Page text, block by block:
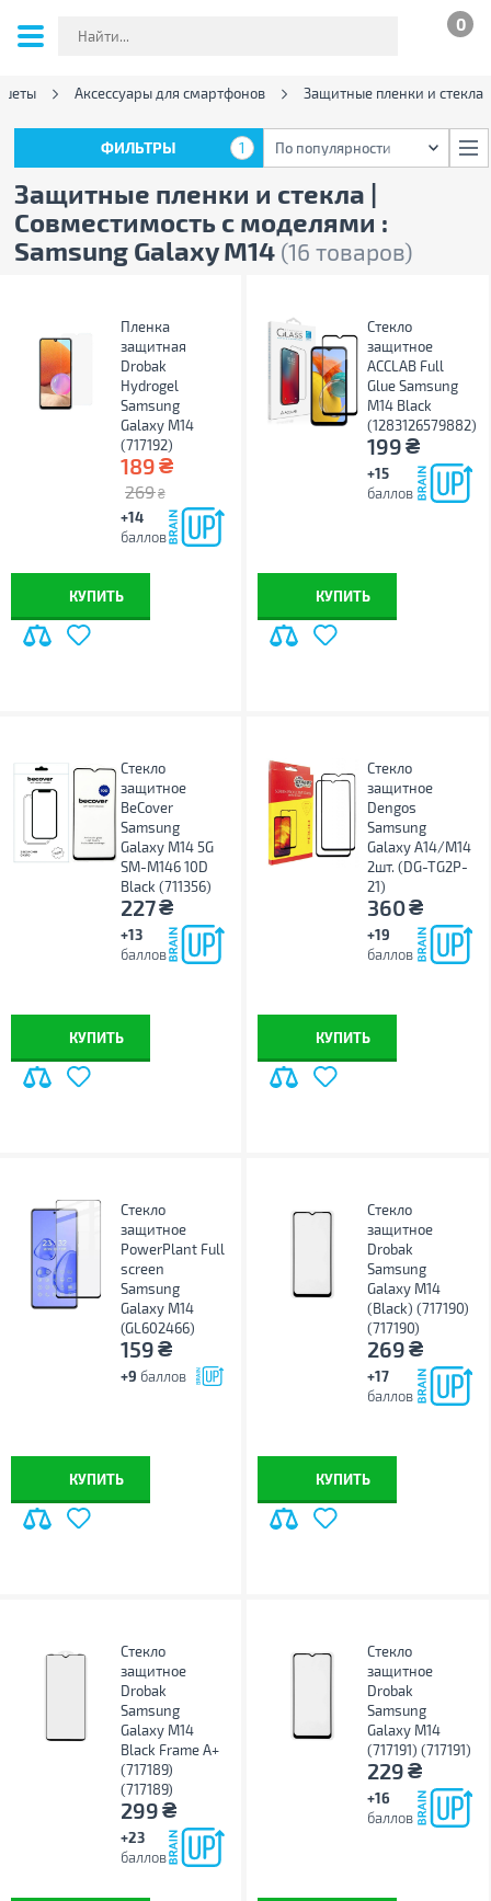
0
Аксессуары для смартфонов Защитные пленки и стекла
Защитные пленки и стекла |
Совместимость с моделями :
Samsung Galaxy M14 (16 товаров)
ФИЛЬТРЫ 1 По популярности
Пленка
защитная
Drobak
Hydrogel
Samsung
Galaxy M14
(717192)
189₴
269 ₴
+14
баллов
КУПИТЬ
Стекло
защитное
ACCLAB Full
Glue Samsung
M14 Black
(1283126579882)
199₴
+15
баллов
КУПИТЬ
Стекло
защитное
BeCover
Samsung
Galaxy M14 5G
SM-M146 10D
Black (711356)
227₴
+13
баллов
КУПИТЬ
Стекло
защитное
Dengos
Samsung
Galaxy A14/M14
2шт. (DG-TG2P-
21)
360₴
+19
баллов
КУПИТЬ
Стекло
защитное
PowerPlant Full
screen
Samsung
Galaxy M14
(GL602466)
159₴
+9 баллов
КУПИТЬ
Стекло
защитное
Drobak
Samsung
Galaxy M14
(Black) (717190)
(717190)
269₴
+17
баллов
КУПИТЬ
Стекло
защитное
Drobak
Samsung
Galaxy M14
Black Frame A+
(717189)
(717189)
299₴
+23
баллов
Стекло
защитное
Drobak
Samsung
Galaxy M14
(717191) (717191)
229₴
+16
баллов
ФИЛЬТРЫ 1 По популярности